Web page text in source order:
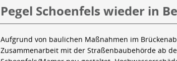
Pegel Schoenfels wieder in
Aufgrund von baulichen Maßnahmen im
Zusammenarbeit mit der Straßenbaubehörde ab